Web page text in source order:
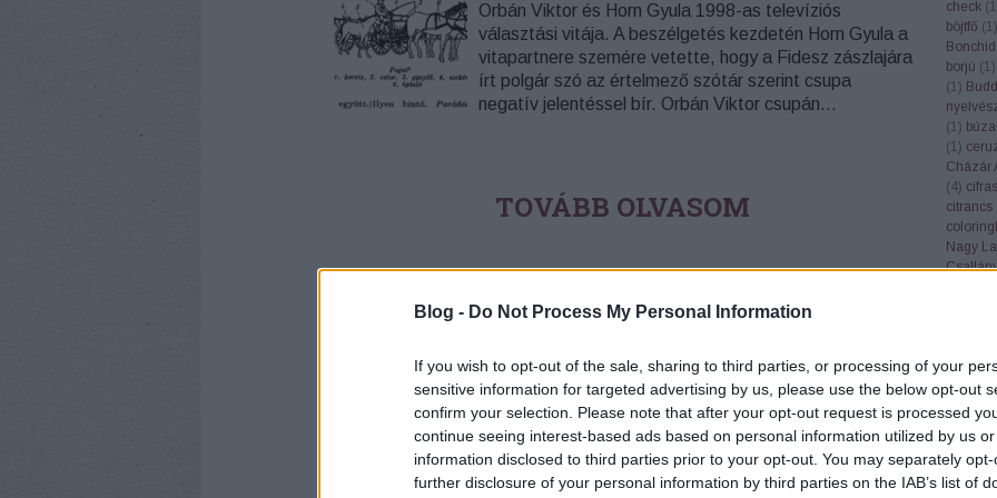
Blog - Do Not Process My Personal Information
If you wish to opt-out of the sale, sharing to third parties, or processing of your
sensitive information for targeted advertising by us, please use the below opt-out
confirm your selection. Please note that after your opt-out request is processed
continue seeing interest-based ads based on personal information utilized by us
information disclosed to third parties prior to your opt-out. You may separately
further disclosure of your personal information by third parties on the IAB’s list of
Orbán Viktor és Horn Gyula 1998-as televíziós
választási vitája. A beszélgetés kezdetén Horn Gyula a
vitapartnere szemére vetette, hogy a Fidesz zászlajára
írt polgár szó az értelmező szótár szerint csupa
negatív jelentéssel bír. Orbán Viktor csupán…
TOVÁBB OLVASOM
ÉRTELMEZŐ ALAPSZÓTÁR DIÁKOKNAK ÚKP ÉRTELMEZŐ SZÓTÁRAK
check (1
böjtfő (1)
borjú (1)
(1)
(1)
(1)
Cházár
(4)
citrancs
Nagy
csiperke
Csúcs
Győző